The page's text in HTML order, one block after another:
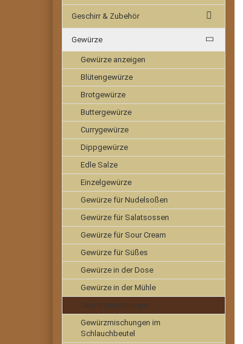
Geschirr & Zubehör
Gewürze
Gewürze anzeigen
Blütengewürze
Brotgewürze
Buttergewürze
Currygewürze
Dippgewürze
Edle Salze
Einzelgewürze
Gewürze für Nudelsoßen
Gewürze für Salatsossen
Gewürze für Sour Cream
Gewürze für Süßes
Gewürze in der Dose
Gewürze in der Mühle
Gewürzmischungen
Gewürzmischungen im
Schlauchbeutel